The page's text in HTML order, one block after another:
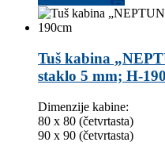
Tuš kabina
staklo 5 mm; H-
Dimenzije kabine:
80 x 80 (četvrtasta)
90 x 90 (četvrtasta)